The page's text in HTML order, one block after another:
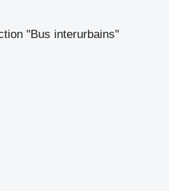
"Bus interurbains"